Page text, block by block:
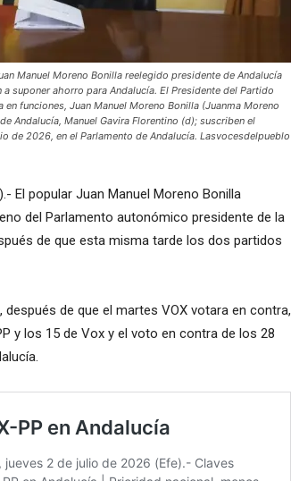
Manuel Moreno Bonilla reelegido presidente de Andalucía
suponer ahorro para Andalucía. El Presidente del Partido
funciones, Juan Manuel Moreno Bonilla (Juanma Moreno
Andalucía, Manuel Gavira Florentino (d); suscriben el
de 2026, en el Parlamento de Andalucía. Lasvocesdelpueblo
El popular Juan Manuel Moreno Bonilla
del Parlamento autonómico presidente de la
de que esta misma tarde los dos partidos
de que el martes VOX votara en contra,
y los 15 de Vox y el voto en contra de los 28